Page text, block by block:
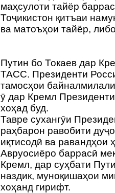
маҳсулоти тайёр
Тоҷикистон қитъаи
ва матоъҳои тайёр,
Путин бо Токаев дар
ТАСС. Президенти
тамосҳои
ӯ дар Кремл
хоҳад буд.
Тавре сухангӯи
раҳбарон равобити
иқтисодӣ ва равандҳои
Авруосиёро баррасӣ
Кремл, дар суҳбати
наздик, муноқишаҳои
хоҳанд гирифт.